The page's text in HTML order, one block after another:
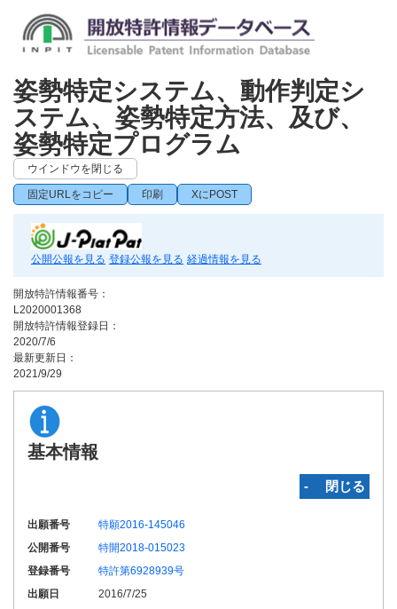
姿勢特定システム、動作判定シ
ステム、姿勢特定方法、及び、
姿勢特定プログラム
ウインドウを閉じる
固定URLをコピー 印刷 XにPOST
公開公報を見る 登録公報を見る 経過情報を見る
開放特許情報番号：
L2020001368
開放特許情報登録日：
2020/7/6
最新更新日：
2021/9/29
基本情報
‐ 閉じる
出願番号
特願2016-145046
公開番号
特開2018-015023
登録番号
特許第6928939号
出願日
2016/7/25